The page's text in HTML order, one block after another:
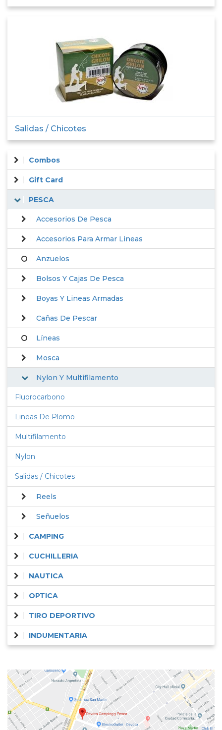
Salidas / Chicotes
Combos
Gift Card
PESCA
Accesorios De Pesca
Accesorios Para Armar Lineas
Anzuelos
Bolsos Y Cajas De Pesca
Boyas Y Lineas Armadas
Cañas De Pescar
Líneas
Mosca
Nylon Y Multifilamento
Fluorocarbono
Lineas De Plomo
Multifilamento
Nylon
Salidas / Chicotes
Reels
Señuelos
CAMPING
CUCHILLERIA
NAUTICA
OPTICA
TIRO DEPORTIVO
INDUMENTARIA